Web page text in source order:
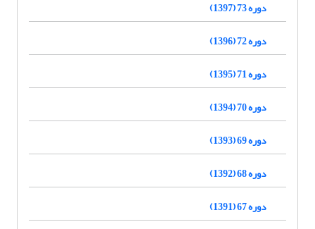
دوره 73 (1397)
دوره 72 (1396)
دوره 71 (1395)
دوره 70 (1394)
دوره 69 (1393)
دوره 68 (1392)
دوره 67 (1391)